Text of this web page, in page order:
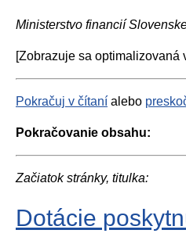
Ministerstvo financií
[Zobrazuje sa
Pokračuj v čítaní alebo
Pokračovanie obsahu:
Začiatok stránky, titulka:
Dotácie